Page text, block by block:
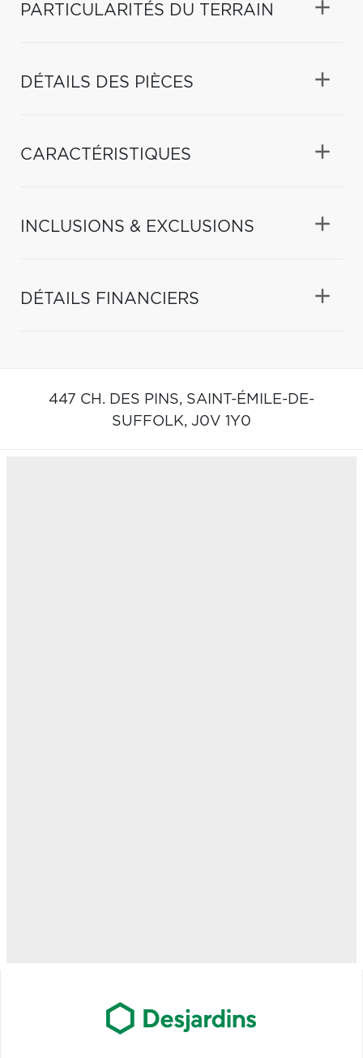
PARTICULARITÉS DU TERRAIN
DÉTAILS DES PIÈCES
CARACTÉRISTIQUES
INCLUSIONS & EXCLUSIONS
DÉTAILS FINANCIERS
447 CH. DES PINS, SAINT-ÉMILE-DE-
SUFFOLK, J0V 1Y0